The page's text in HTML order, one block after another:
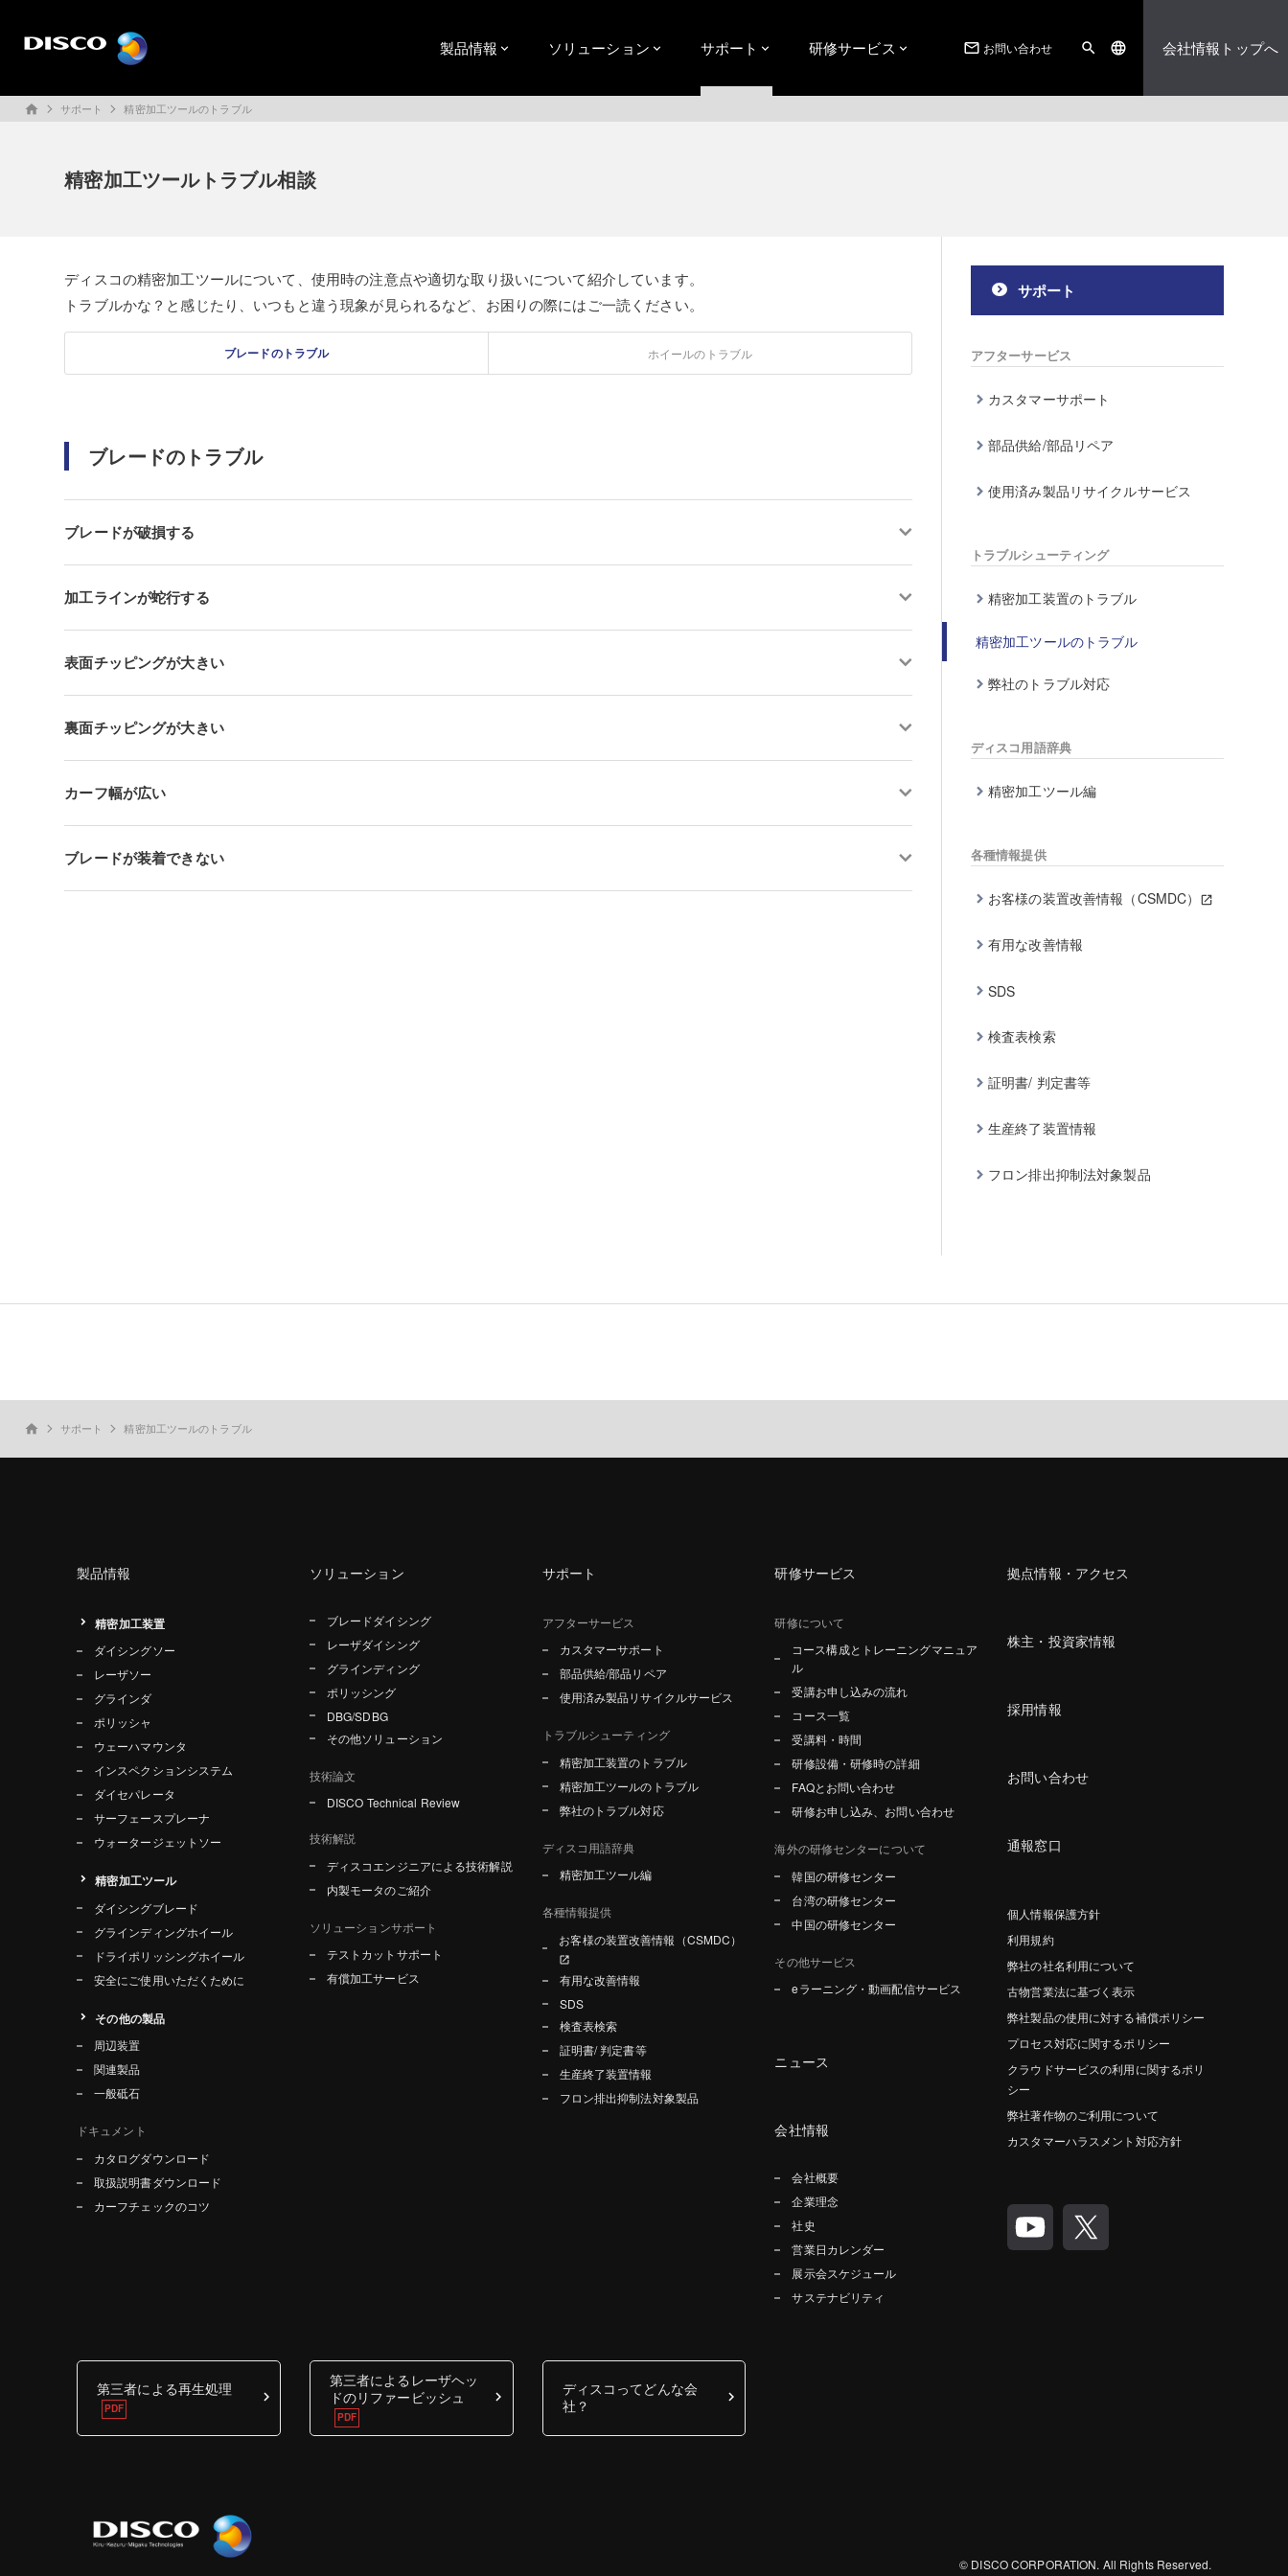
製品情報 ソリューション サポート 研修サービス mail_outline お問い合わせ search language 会社情報トップへ
home サポート 精密加工ツールのトラブル
精密加工ツールトラブル相談
ディスコの精密加工ツールについて、使用時の注意点や適切な取り扱いについて紹介しています。
トラブルかな？と感じたり、いつもと違う現象が見られるなど、お困りの際にはご一読ください。
ブレードのトラブル ホイールのトラブル
ブレードのトラブル
ブレードが破損する
加工ラインが蛇行する
表面チッピングが大きい
裏面チッピングが大きい
カーフ幅が広い
ブレードが装着できない
サポート
アフターサービス
カスタマーサポート
部品供給/部品リペア
使用済み製品リサイクルサービス
トラブルシューティング
精密加工装置のトラブル
精密加工ツールのトラブル
弊社のトラブル対応
ディスコ用語辞典
精密加工ツール編
各種情報提供
お客様の装置改善情報（CSMDC）
有用な改善情報
SDS
検査表検索
証明書/ 判定書等
生産終了装置情報
フロン排出抑制法対象製品
home サポート 精密加工ツールのトラブル
製品情報
精密加工装置
ダイシングソー
レーザソー
グラインダ
ポリッシャ
ウェーハマウンタ
インスペクションシステム
ダイセパレータ
サーフェースプレーナ
ウォータージェットソー
精密加工ツール
ダイシングブレード
グラインディングホイール
ドライポリッシングホイール
安全にご使用いただくために
その他の製品
周辺装置
関連製品
一般砥石
ドキュメント
カタログダウンロード
取扱説明書ダウンロード
カーフチェックのコツ
ソリューション
ブレードダイシング
レーザダイシング
グラインディング
ポリッシング
DBG/SDBG
その他ソリューション
技術論文
DISCO Technical Review
技術解説
ディスコエンジニアによる技術解説
内製モータのご紹介
ソリューションサポート
テストカットサポート
有償加工サービス
サポート
アフターサービス
カスタマーサポート
部品供給/部品リペア
使用済み製品リサイクルサービス
トラブルシューティング
精密加工装置のトラブル
精密加工ツールのトラブル
弊社のトラブル対応
ディスコ用語辞典
精密加工ツール編
各種情報提供
お客様の装置改善情報（CSMDC）
有用な改善情報
SDS
検査表検索
証明書/ 判定書等
生産終了装置情報
フロン排出抑制法対象製品
研修サービス
研修について
コース構成とトレーニングマニュア
ル
受講お申し込みの流れ
コース一覧
受講料・時間
研修設備・研修時の詳細
FAQとお問い合わせ
研修お申し込み、お問い合わせ
海外の研修センターについて
韓国の研修センター
台湾の研修センター
中国の研修センター
その他サービス
eラーニング・動画配信サービス
ニュース
会社情報
会社概要
企業理念
社史
営業日カレンダー
展示会スケジュール
サステナビリティ
拠点情報・アクセス
株主・投資家情報
採用情報
お問い合わせ
通報窓口
個人情報保護方針
利用規約
弊社の社名利用について
古物営業法に基づく表示
弊社製品の使用に対する補償ポリシー
プロセス対応に関するポリシー
クラウドサービスの利用に関するポリ
シー
弊社著作物のご利用について
カスタマーハラスメント対応方針
第三者による再生処理
第三者によるレーザヘッ
ドのリファービッシュ
ディスコってどんな会
社？
© DISCO CORPORATION. All Rights Reserved.